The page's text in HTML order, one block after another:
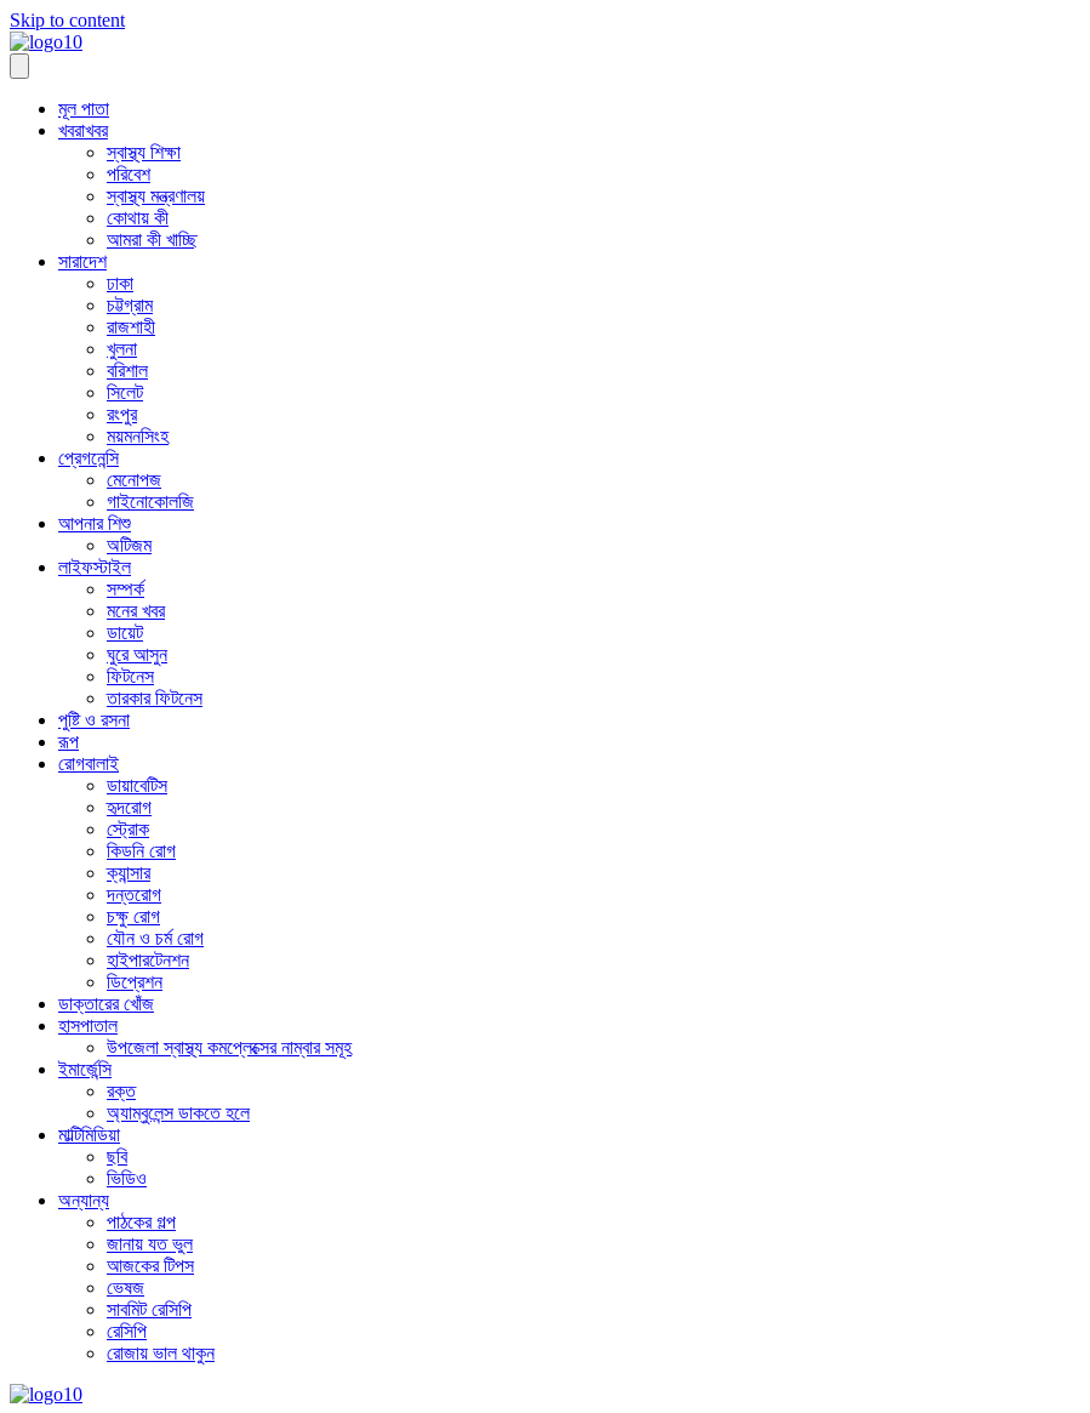
Skip to content
মূল পাতা
খবরাখবর
স্বাস্থ্য শিক্ষা
পরিবেশ
স্বাস্থ্য মন্ত্রণালয়
কোথায় কী
আমরা কী খাচ্ছি
সারাদেশ
ঢাকা
চট্টগ্রাম
রাজশাহী
খুলনা
বরিশাল
সিলেট
রংপুর
ময়মনসিংহ
প্রেগনেন্সি
মেনোপজ
গাইনোকোলজি
আপনার শিশু
অটিজম
লাইফস্টাইল
সম্পর্ক
মনের খবর
ডায়েট
ঘুরে আসুন
ফিটনেস
তারকার ফিটনেস
পুষ্টি ও রসনা
রূপ
রোগবালাই
ডায়াবেটিস
হৃদরোগ
স্ট্রোক
কিডনি রোগ
ক্যান্সার
দন্তরোগ
চক্ষু রোগ
যৌন ও চর্ম রোগ
হাইপারটেনশন
ডিপ্রেশন
ডাক্তারের খোঁজ
হাসপাতাল
উপজেলা স্বাস্থ্য কমপ্লেক্সের নাম্বার সমূহ
ইমার্জেন্সি
রক্ত
অ্যাম্বুলেন্স ডাকতে হলে
মাল্টিমিডিয়া
ছবি
ভিডিও
অন্যান্য
পাঠকের গল্প
জানায় যত ভুল
আজকের টিপস
ভেষজ
সাবমিট রেসিপি
রেসিপি
রোজায় ভাল থাকুন